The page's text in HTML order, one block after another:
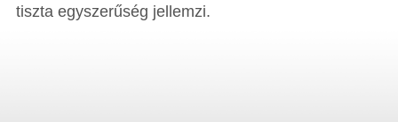
tiszta egyszerűség jellemzi.